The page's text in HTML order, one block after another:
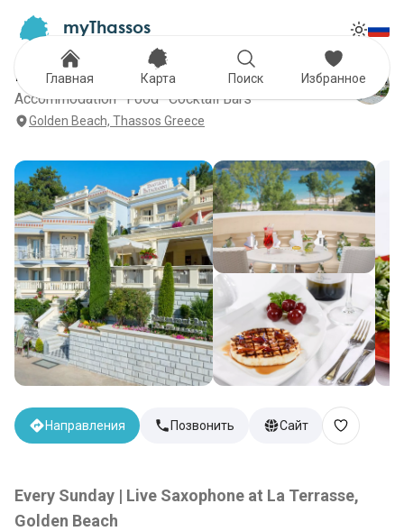
myThassos
Enavlion Boutique Hotel
Accommodation · Food · Cocktail Bars
Golden Beach, Thassos Greece
Направления Позвонить Сайт
Every Sunday | Live Saxophone at La Terrasse,
Golden Beach
Главная Карта Поиск Избранное